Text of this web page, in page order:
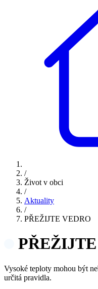
/
Život v obci
/
Aktuality
/
PŘEŽIJTE VEDRO
Vysoké teploty mohou být
určitá pravidla.